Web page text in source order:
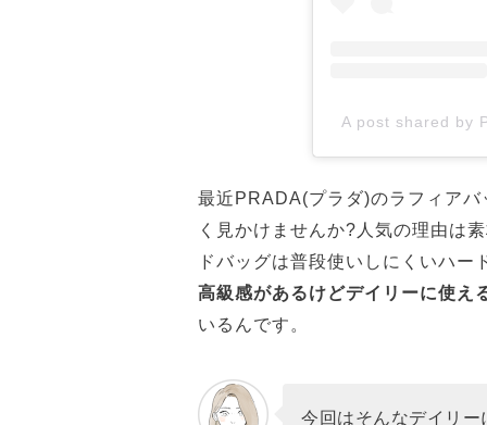
A post shared by
最近PRADA(プラダ)のラフィア
く見かけませんか?人気の理由は
ドバッグは普段使いしにくいハ
高級感があるけどデイリーに使え
いるんです。
今回はそんなデイリ